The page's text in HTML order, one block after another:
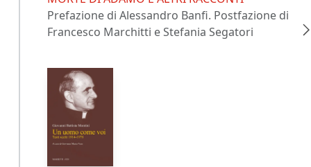
Prefazione di Alessandro Banfi. Postfazione di
Francesco Marchitti e Stefania Segatori